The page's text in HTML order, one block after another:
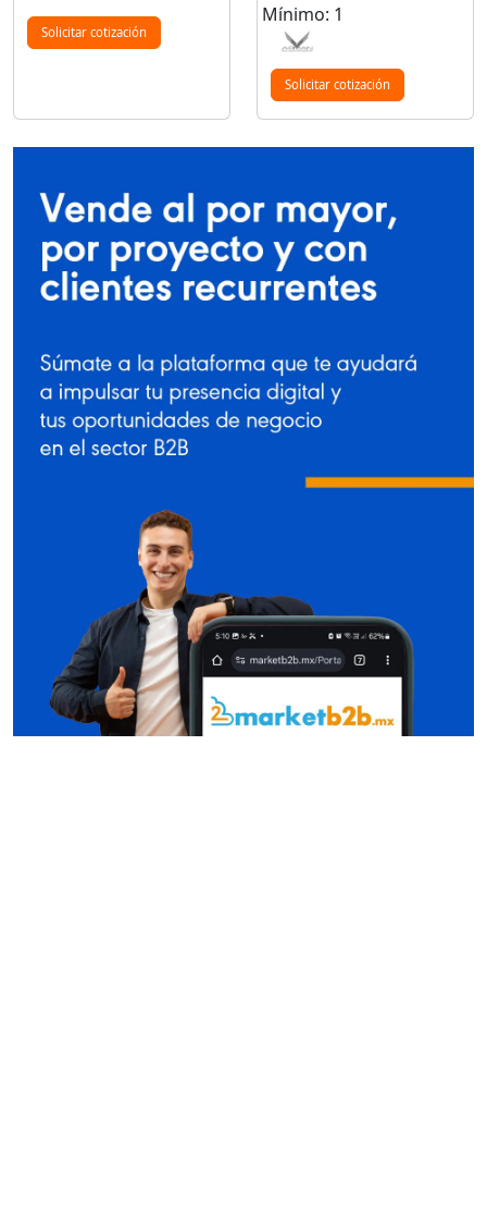
Solicitar cotización
Mínimo: 1
Solicitar cotización